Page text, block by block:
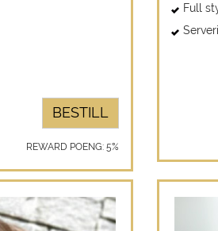
BESTILL
REWARD POENG: 5%
Full